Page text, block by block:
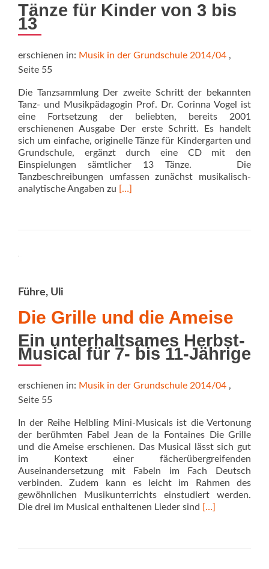
Tänze für Kinder von 3 bis
13
erschienen in: Musik in der Grundschule 2014/04 ,
Seite 55
Die Tanzsammlung Der zweite Schritt der bekannten
Tanz- und Musikpädagogin Prof. Dr. Corinna Vogel ist
eine Fortsetzung der beliebten, bereits 2001
erschienenen Ausgabe Der erste Schritt. Es handelt
sich um einfache, originelle Tänze für Kindergarten und
Grundschule, ergänzt durch eine CD mit den
Einspielungen sämtlicher 13 Tänze. Die
Tanzbeschreibungen umfassen zunächst mu­sikalisch-
analytische Angaben zu Read
[…]
Führe, Uli
Die Grille und die Ameise
Ein unterhaltsames Herbst-
Musical für 7- bis 11-Jährige
erschienen in: Musik in der Grundschule 2014/04 ,
Seite 55
In der Reihe Helbling Mini-Musicals ist die Vertonung
der berühmten Fabel Jean de la Fontaines Die Grille
und die Ameise erschienen. Das Musical lässt sich gut
im Kontext einer fächerübergreifenden
Auseinandersetzung mit Fabeln im Fach Deutsch
verbinden. Zudem kann es leicht im Rahmen des
gewöhnlichen Musikunterrichts einstudiert werden.
Die drei im Musical enthaltenen Lieder sind Read
[…]